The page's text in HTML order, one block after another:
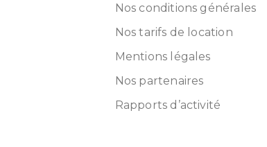
Nos conditions générales
Nos tarifs de location
Mentions légales
Nos partenaires
Rapports d’activité